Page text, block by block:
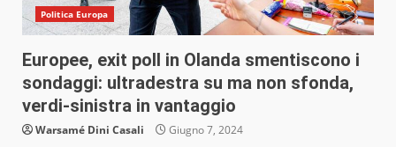
Politica Europa
Europee, exit poll in Olanda smentiscono i
sondaggi: ultradestra su ma non sfonda,
verdi-sinistra in vantaggio
Warsamé Dini Casali Giugno 7, 2024